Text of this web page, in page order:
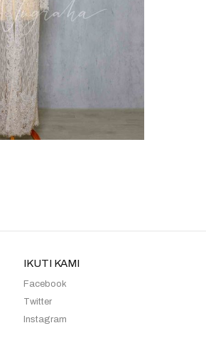
IKUTI KAMI
Facebook
Twitter
Instagram